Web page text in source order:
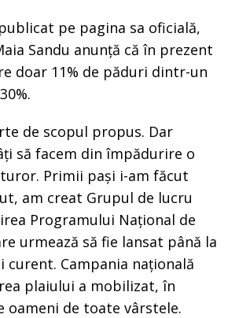
pe pagina sa oficială,
Sandu anunță că în prezent
doar 11% de păduri dintr-un
de scopul propus. Dar
să facem din împădurire o
Primii pași i-am făcut
am creat Grupul de lucru
Programului Național de
urmează să fie lansat până la
curent. Campania națională
plaiului a mobilizat, în
oameni de toate vârstele.